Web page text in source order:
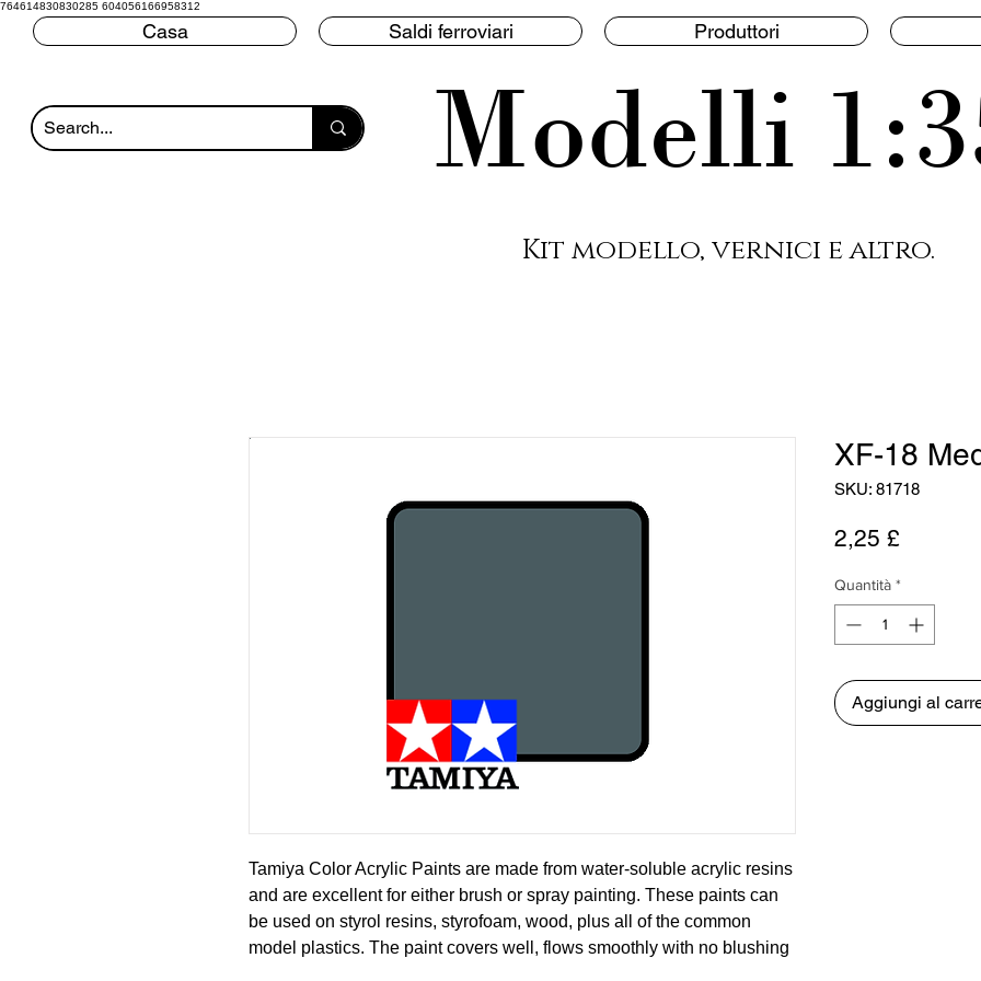
764614830830285 604056166958312
Casa Saldi ferroviari Produttori
Modelli
Kit modello, vernici e altro.
Tamiya Color Acrylic Paints are made from water-soluble acrylic resins
and are excellent for either brush or spray painting. These paints can
be used on styrol resins, styrofoam, wood, plus all of the common
model plastics. The paint covers well, flows smoothly with no blushing
XF-18
SKU: 81718
2,25 £
Quantità *
Aggiungi al